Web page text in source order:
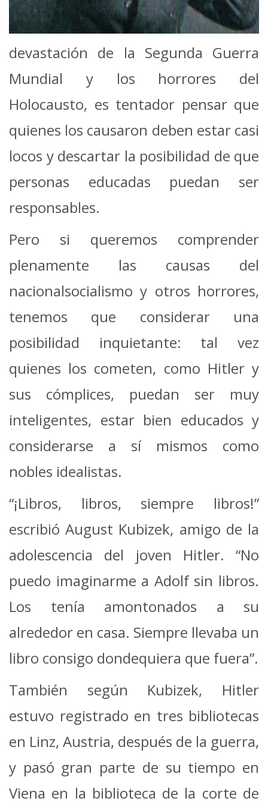
devastación de la Segunda Guerra
Mundial y los horrores del
Holocausto, es tentador pensar que
quienes los causaron deben estar casi
locos y descartar la posibilidad de que
personas educadas puedan ser
responsables.
Pero si queremos comprender
plenamente las causas del
nacionalsocialismo y otros horrores,
tenemos que considerar una
posibilidad inquietante: tal vez
quienes los cometen, como Hitler y
sus cómplices, puedan ser muy
inteligentes, estar bien educados y
considerarse a sí mismos como
nobles idealistas.
“¡Libros, libros, siempre libros!”
escribió August Kubizek, amigo de la
adolescencia del joven Hitler. “No
puedo imaginarme a Adolf sin libros.
Los tenía amontonados a su
alrededor en casa. Siempre llevaba un
libro consigo dondequiera que fuera”.
También según Kubizek, Hitler
estuvo registrado en tres bibliotecas
en Linz, Austria, después de la guerra,
y pasó gran parte de su tiempo en
Viena en la biblioteca de la corte de